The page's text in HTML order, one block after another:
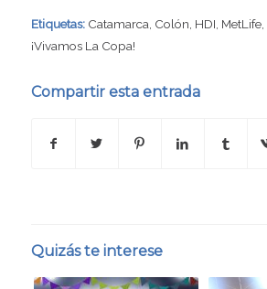
Etiquetas: Catamarca Colón HDI MetLife,
¡Vivamos La Copa!
Compartir esta entrada
Quizás te interese